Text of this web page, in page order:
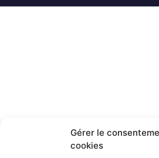
Gérer le
cookies